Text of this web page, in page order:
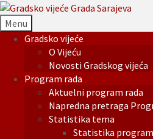
Menu
Gradsko vijeće
O Vijeću
Novosti Gradskog vijeća
Program rada
Aktuelni program rada
Napredna pretraga
Statistika tema
Statistika